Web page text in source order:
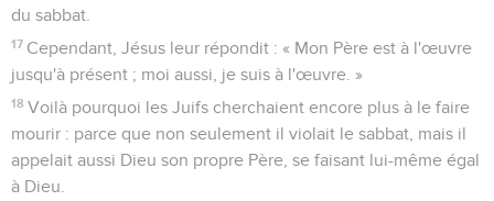
du sabbat.
17 Cependant, Jésus leur répondit : « Mon Père est à l'œuvre
jusqu'à présent ; moi aussi, je suis à l'œuvre. »
18 Voilà pourquoi les Juifs cherchaient encore plus à le faire
mourir : parce que non seulement il violait le sabbat, mais il
appelait aussi Dieu son propre Père, se faisant lui-même égal
à Dieu.